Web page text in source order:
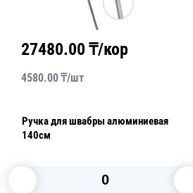
27480.00 ₸/кор
4580.00₸/шт
Ручка для швабры алюминиевая
140см